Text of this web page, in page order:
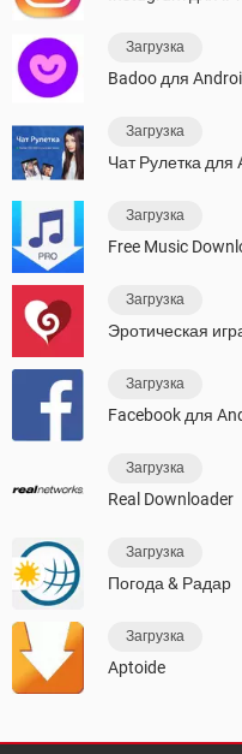
Загрузка
Badoo для
Загрузка
Чат Рулетка для
Загрузка
Free Music
Загрузка
Эротическая
Загрузка
Facebook для
Загрузка
Real Downloader
Загрузка
Погода & Радар
Загрузка
Aptoide